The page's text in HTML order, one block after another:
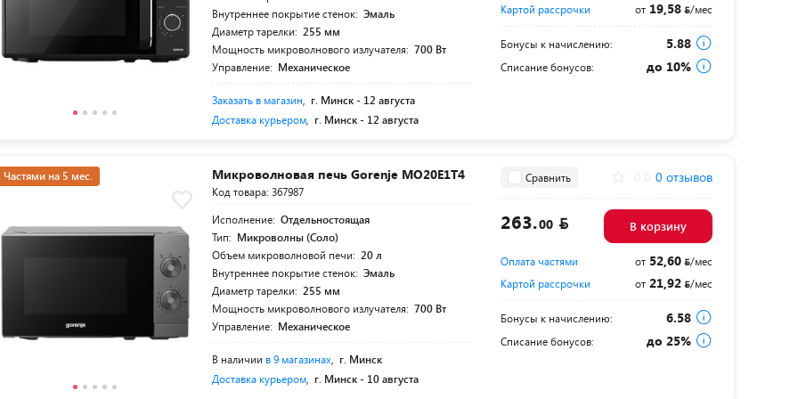
Внутреннее покрытие стенок: Эмаль
Диаметр тарелки: 255 мм
Мощность микроволнового излучателя: 700 Вт
Управление: Механическое
Заказать в магазин, г. Минск - 12 августа
Доставка курьером, г. Минск - 12 августа
Картой рассрочки
от19,58 /мес
Бонусы к начислению: 5.88
Списание бонусов: до 10%
Частями на 5 мес. Mикроволновая печь Gorenje MO20E1T4
Код товара: 367987
Исполнение: Отдельностоящая
Тип: Микроволны (Соло)
Объем микроволновой печи: 20 л
Внутреннее покрытие стенок: Эмаль
Диаметр тарелки: 255 мм
Мощность микроволнового излучателя: 700 Вт
Управление: Механическое
В наличии в 9 магазинах, г. Минск
Доставка курьером, г. Минск - 10 августа
Сравнить 0 отзывов
263.00 В корзину
Оплата частями от52,60
/мес
Картой рассрочки
от21,92 /мес
Бонусы к начислению: 6.58
Списание бонусов: до 25%